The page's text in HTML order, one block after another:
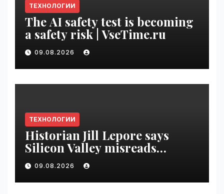
ТЕХНОЛОГИИ
The AI safety test is becoming
a safety risk | VseTime.ru
09.08.2026
ТЕХНОЛОГИИ
Historian Jill Lepore says
Silicon Valley misreads
science fiction and
undermines democracy |
VseTime.ru
09.08.2026